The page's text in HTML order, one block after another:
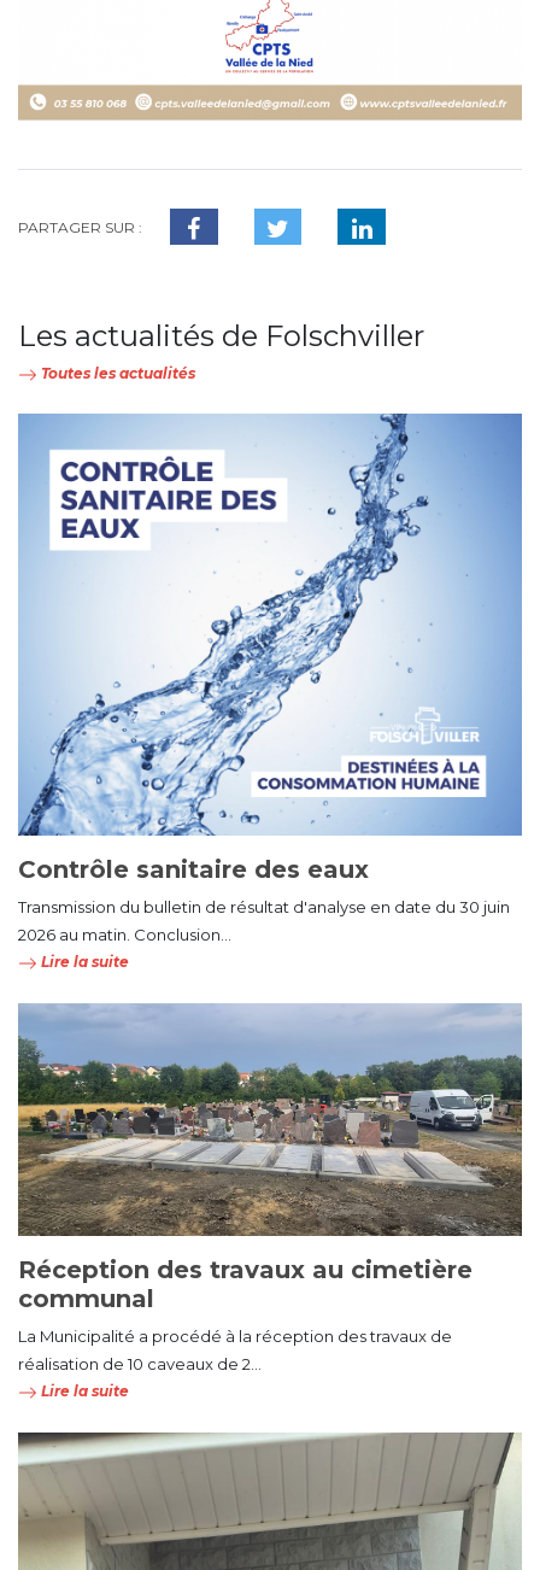
PARTAGER SUR :
Les actualités de Folschviller
Toutes les actualités
Contrôle sanitaire des eaux
Transmission du bulletin de résultat d'analyse en date du 30 juin
2026 au matin. Conclusion...
Lire la suite
Réception des travaux au cimetière
communal
La Municipalité a procédé à la réception des travaux de
réalisation de 10 caveaux de 2...
Lire la suite